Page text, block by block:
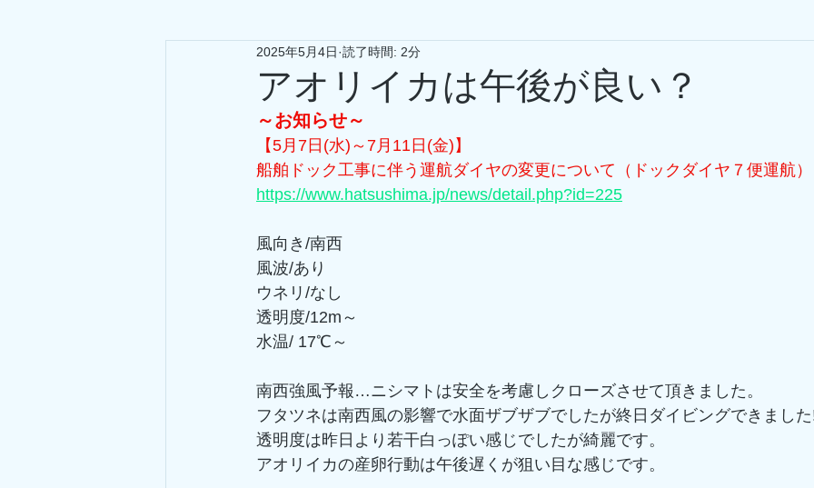
アオリイカは午後が良い？
2025年5月4日 読了時間: 2分
～お知らせ～
【5月7日(水)～7月11日(金)】
船舶ドック工事に伴う運航ダイヤの変更について（ドックダイヤ７便運航）
https://www.hatsushima.jp/news/detail.php?id=225
風向き/南西
風波/あり
ウネリ/なし
透明度/12m～
水温/ 17℃～
南西強風予報…ニシマトは安全を考慮しクローズさせて頂きました。
フタツネは南西風の影響で水面ザブザブでしたが終日ダイビングできまし
透明度は昨日より若干白っぽい感じでしたが綺麗です。
アオリイカの産卵行動は午後遅くが狙い目な感じです。